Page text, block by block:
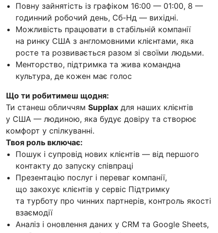
Повну зайнятість із графіком 16:00 — 01:00, 8 —
годинний робочий день, Сб-Нд — вихідні.
Можливість працювати в стабільній компанії
на ринку США з англомовними клієнтами, яка
росте та розвивається разом зі своїми людьми.
Менторство, підтримка та жива командна
культура, де кожен має голос
Що ти робитимеш щодня:
Ти станеш обличчям Supplax для наших клієнтів
у США — людиною, яка будує довіру та створює
комфорт у спілкуванні.
Твоя роль включає:
Пошук і супровід нових клієнтів — від першого
контакту до запуску співпраці
Презентацію послуг і переваг компанії,
що закохує клієнтів у сервіс Підтримку
та турботу про чинних партнерів, контроль якості
взаємодії
Аналіз і оновлення даних у CRM та Google Sheets,